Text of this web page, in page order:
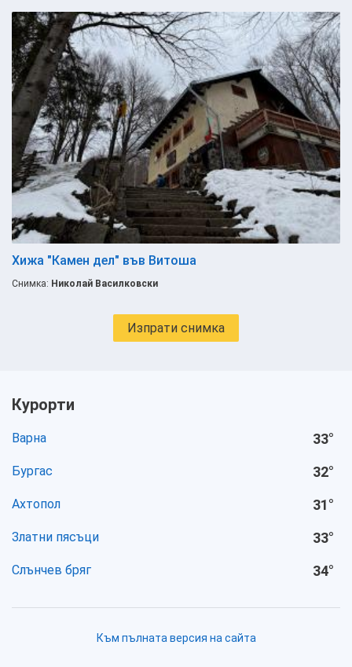
Хижа "Камен дел" във Витоша
Снимка: Николай Василковски
Изпрати снимка
Курорти
Варна 33°
Бургас 32°
Ахтопол 31°
Златни пясъци 33°
Слънчев бряг 34°
Към пълната версия на сайта